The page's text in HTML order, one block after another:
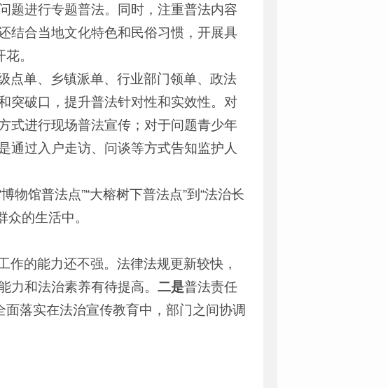
题进行专题普法。同时，注重普法内容
结合当地文化特色和民俗习惯，开展具
。
点单、乡镇派单、行业部门领单、政法
突破口，提升普法针对性和实效性。对
式进行现场普法宣传；对于问题青少年
通过入户走访、问谈等方式告知监护人
馆普法点”“大榕树下普法点”到“法治长
众的生活中。
的能力还不强。法律法规更新较快，
和法治素养有待提高。 二是普法责任
落实在法治宣传教育中，部门之间协调